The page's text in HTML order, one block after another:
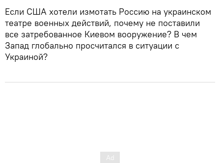
Если США хотели измотать Россию на украинском
театре военных действий, почему не поставили
все затребованное Киевом вооружение? В чем
Запад глобально просчитался в ситуации с
Украиной?